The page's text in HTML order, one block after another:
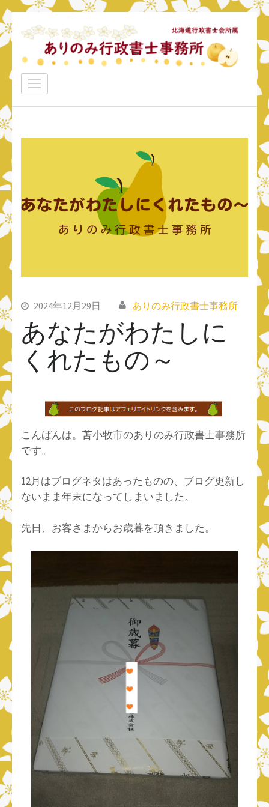
ン
ツ
へ
ス
キ
ッ
プ
(Enter
押
す)
ありのみ行政書士事務所
あなたのナシをアリ！に変えていきたい
2024年12月29日 ありのみ行政書士事務所
あなたがわたしに
くれたもの～
こんばんは。苫小牧市のありのみ行政書士事務所
です。
12月はブログネタはあったものの、ブログ更新し
ないまま年末になってしまいました。
先日、お客さまからお歳暮を頂きました。